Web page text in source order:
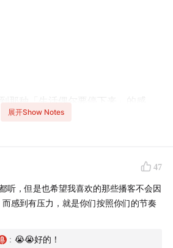
那种「生活偶尔要停下来」的感
我们说不定也讲过类似的话，但你
的 100 个表现，但却很难想起人生
来」的画面。
展开Show Notes
47
听，但是也希望我喜欢的那些播客不会因
感到有压力，就是你们按照你们的节奏
: 😭😭好的！